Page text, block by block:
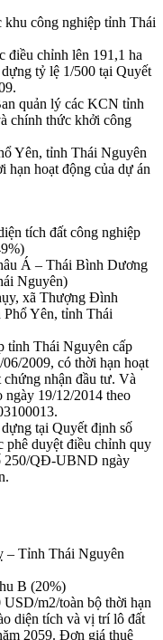
khu công nghiệp tỉnh Thái
điều chỉnh lên 191,1 ha
tỷ lệ 1/500 tại Quyết
quản lý các KCN tỉnh
chính thức khởi công
Yên, tỉnh Thái Nguyên
hạn hoạt động của dự án
tích đất công nghiệp
Á – Thái Bình Dương
Nguyên)
xã Thượng Đình
Yên, tỉnh Thái
tỉnh Thái Nguyên cấp
2009, có thời hạn hoạt
nhận đầu tư. Và
ngày 19/12/2014 theo
tại Quyết định số
duyệt điều chỉnh quy
250/QĐ-UBND ngày
– Tỉnh Thái Nguyên
B (20%)
m2/toàn bộ thời hạn
diện tích và vị trí lô đất
2059. Đơn giá thuê